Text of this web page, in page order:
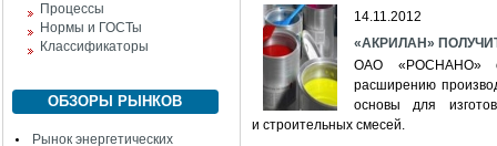
Процессы
Нормы и ГОСТы
Классификаторы
ОБЗОРЫ РЫНКОВ
Рынок энергетических
14.11.2012
«АКРИЛАН»
ОАО «РОСНАНО»
расширению
основы для
и строительных смесей.